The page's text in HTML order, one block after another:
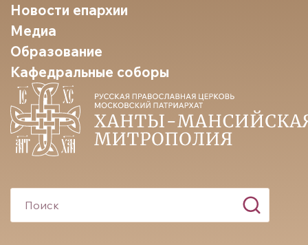
Новости епархии
Медиа
Образование
Кафедральные соборы